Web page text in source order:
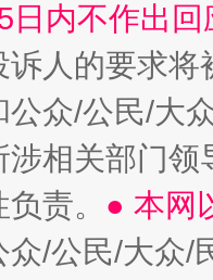
日内不作出
诉人的要求将
众/公民/大
相关部门
责。 ● 本网
众/公民/大众